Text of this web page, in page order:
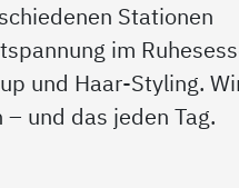
Stationen
im
und Haar-Styling.
und das jeden Tag.